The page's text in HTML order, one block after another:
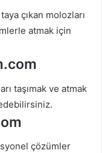
çıkan molozları
atmak için
taşımak ve atmak
çözümler